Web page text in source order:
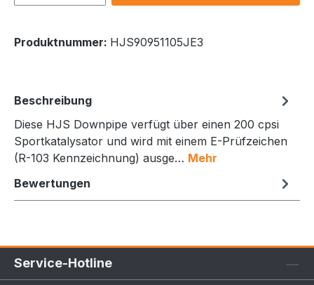
Produktnummer: HJS90951105JE3
Beschreibung
Diese HJS Downpipe verfügt über einen 200 cpsi
Sportkatalysator und wird mit einem E-Prüfzeichen
(R-103 Kennzeichnung) ausge… Mehr
Bewertungen
Service-Hotline